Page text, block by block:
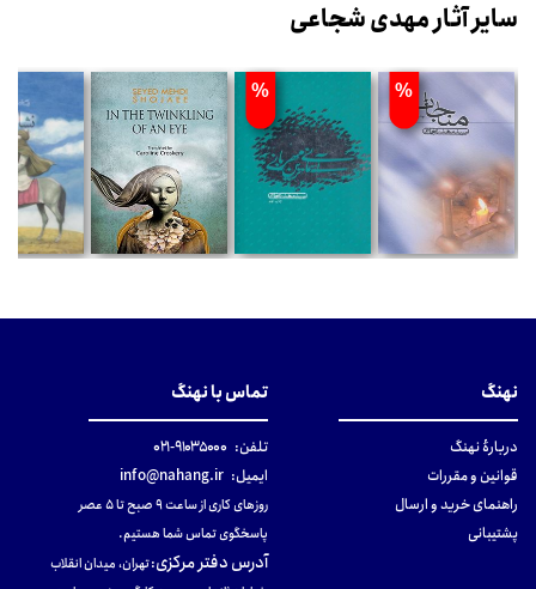
سایر آثار مهدی شجاعی
%
نهنگ
دربارهٔ نهنگ
قوانین و مقررات
راهنمای خرید و ارسال
پشتیبانی
تماس با نهنگ
تلفن: ۹۱۰۳۵۰۰۰-۰۲۱
ایمیل: info@nahang.ir
روزهای کاری از ساعت ۹ صبح تا ۵ عصر
پاسخگوی تماس شما هستیم.
آدرس دفتر مرکزی:تهران، میدان انقلاب